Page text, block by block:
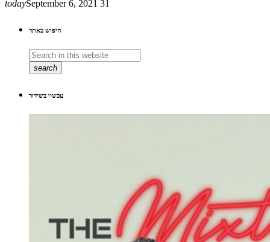
todaySeptember 6, 2021 31
חיפוש באתר
search
עכשיו בשידור